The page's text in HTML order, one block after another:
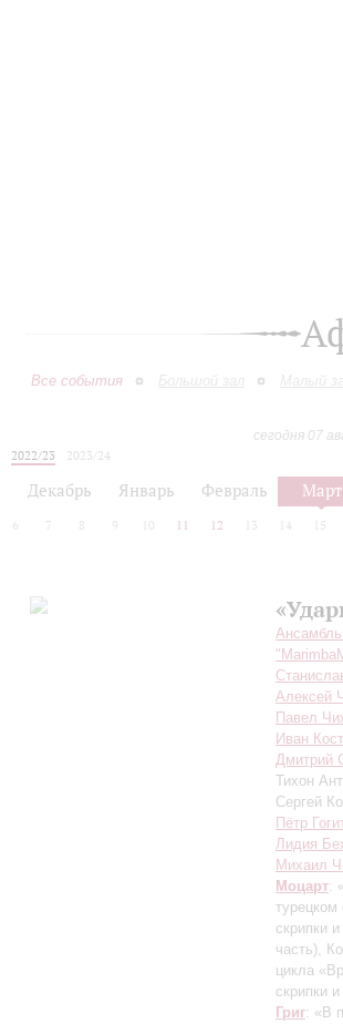
Все события Большой зал Малый
сегодня 07
2022/23
2023/24
Декабрь Январь Февраль Март
6 7 8 9 10 11 12 13 14 15
Алексей
Павел
Иван
Дмитрий
Тихон
Сергей
Пётр
Лидия
Михаил
Моцарт:
турецком
скрипки
часть),
цикла
скрипки
Григ: «В